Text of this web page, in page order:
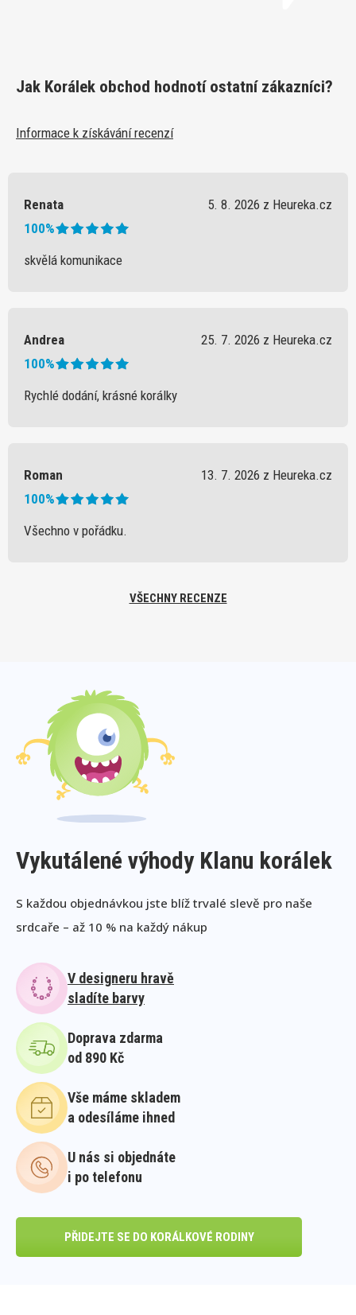
Jak Korálek obchod hodnotí ostatní zákazníci?
Informace k získávání recenzí
Renata
5. 8. 2026 z Heureka.cz
100%
skvělá komunikace
Andrea
25. 7. 2026 z Heureka.cz
100%
Rychlé dodání, krásné korálky
Roman
13. 7. 2026 z Heureka.cz
100%
Všechno v pořádku.
VŠECHNY RECENZE
Vykutálené výhody Klanu korálek
S každou objednávkou jste blíž trvalé slevě pro naše
srdcaře – až 10 % na každý nákup
V designeru hravě
sladíte barvy
Doprava zdarma
od 890 Kč
Vše máme skladem
a odesíláme ihned
U nás si objednáte
i po telefonu
PŘIDEJTE SE DO KORÁLKOVÉ RODINY